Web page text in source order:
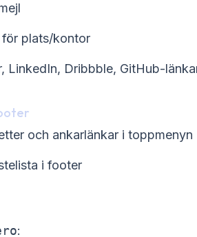
plats/kontor
LinkedIn, Dribbble, GitHub-
och ankarlänkar i toppmenyn
i footer
: